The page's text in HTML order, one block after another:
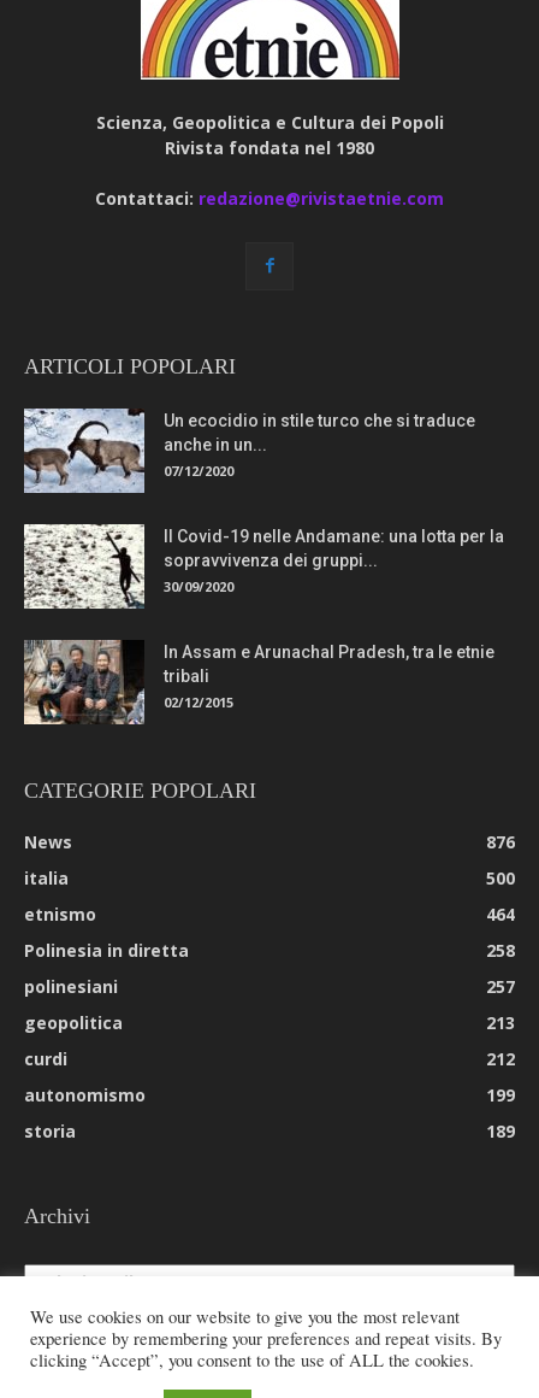
Scienza, Geopolitica e Cultura dei Popoli
Rivista fondata nel 1980
Contattaci: redazione@rivistaetnie.com
ARTICOLI POPOLARI
Un ecocidio in stile turco che si traduce
anche in un...
07/12/2020
Il Covid-19 nelle Andamane: una lotta per la
sopravvivenza dei gruppi...
30/09/2020
In Assam e Arunachal Pradesh, tra le etnie
tribali
02/12/2015
CATEGORIE POPOLARI
News
876
italia
500
etnismo
464
Polinesia in diretta
258
polinesiani
257
geopolitica
213
curdi
212
autonomismo
199
storia
189
Archivi
Archivi
We use cookies on our website to give you the most relevant
experience by remembering your preferences and repeat visits. By
clicking “Accept”, you consent to the use of ALL the cookies.